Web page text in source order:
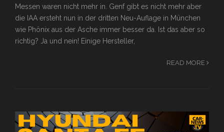
Messen waren nicht mehr in. Genf gibt es nicht mehr aber
die IAA ersteht nun in der dritten Neu-Auflage in München
wie Phönix aus der Asche immer besser da. Ist das aber so
richtig? Ja und nein! Einige Hersteller,
READ MORE